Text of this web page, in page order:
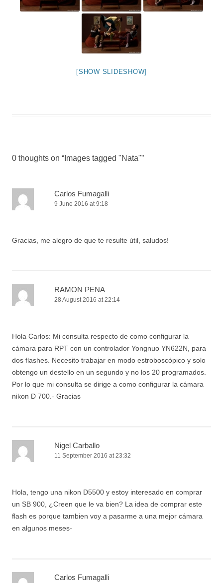
[SHOW SLIDESHOW]
0 thoughts on “ Images tagged "Nata"”
Carlos Fumagalli
9 June 2016 at 9:18
Gracias, me alegro de que te resulte útil, saludos!
RAMON PENA
28 August 2016 at 22:14
Hola Carlos: Mi consulta respecto de como configurar la
cámara para RPT con un controlador Yongnuo YN622N, para
dos flashes. Necesito trabajar en modo estroboscópico y solo
obtengo un destello en un segundo y no los 20 programados.
Por lo que mi consulta se dirige a como configurar la cámara
nikon D 700.- Gracias
Nigel Carballo
11 September 2016 at 23:32
Hola, tengo una nikon D5500 y estoy interesado en comprar
un SB 900, ¿Creen que le va bien? La idea de comprar este
flash es porque tambien voy a pasarme a una mejor cámara
en algunos meses-
Carlos Fumagalli